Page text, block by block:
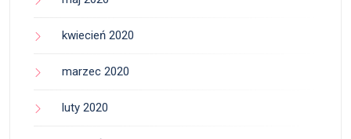
kwiecień 2020
marzec 2020
luty 2020